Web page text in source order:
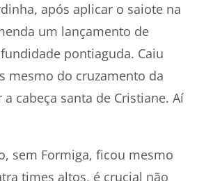
após aplicar o saiote na
um lançamento de
pontiaguda. Caiu
mesmo do cruzamento da
cabeça santa de Cristiane. Aí
sem Formiga, ficou mesmo
times altos, é crucial não